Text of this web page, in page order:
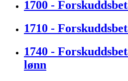
1700 -
1710 -
1740 -
lønn